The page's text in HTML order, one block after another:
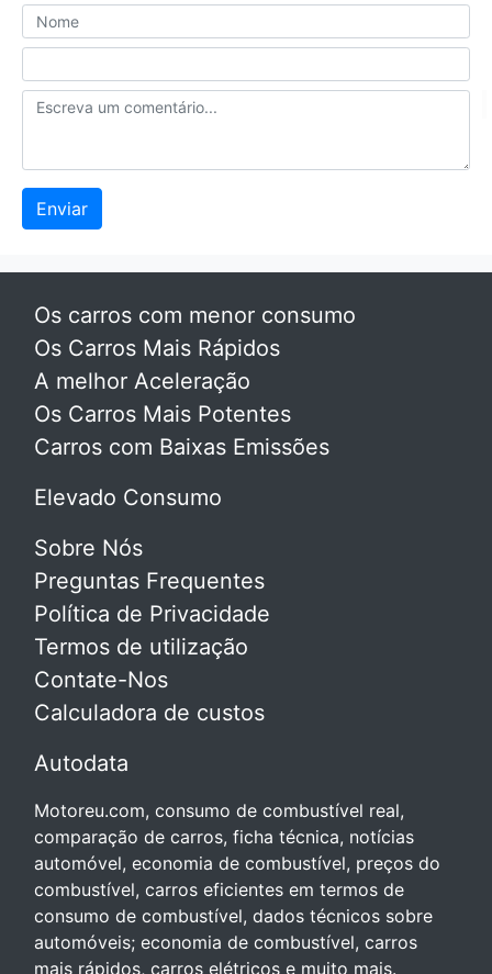
Enviar
Os carros com menor consumo
Os Carros Mais Rápidos
A melhor Aceleração
Os Carros Mais Potentes
Carros com Baixas Emissões
Elevado Consumo
Sobre Nós
Preguntas Frequentes
Política de Privacidade
Termos de utilização
Contate-Nos
Calculadora de custos
Autodata
Motoreu.com, consumo de combustível real,
comparação de carros, ficha técnica, notícias
automóvel, economia de combustível, preços do
combustível, carros eficientes em termos de
consumo de combustível, dados técnicos sobre
automóveis; economia de combustível, carros
mais rápidos, carros elétricos e muito mais.